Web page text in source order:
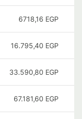
6718,16 EGP
16.795,40 EGP
33.590,80 EGP
67.181,60 EGP